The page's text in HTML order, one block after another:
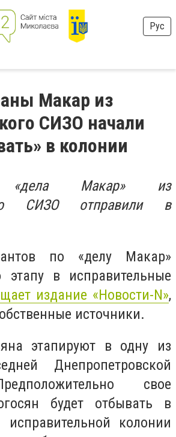
Рус
Макар из
СИЗО начали
в колонии
«дела Макар» из
СИЗО отправили в
по «делу Макар»
этапу в исправительные
издание «Новости-N»,
источники.
этапируют в одну из
Днепропетровской
свое
будет отбывать в
исправительной колонии